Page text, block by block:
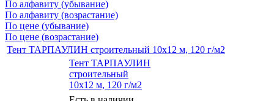
По алфавиту (убывание)
По алфавиту (возрастание)
По цене (убывание)
По цене (возрастание)
Тент ТАРПАУЛИН строительный 10х12 м, 120 г/м2
Тент ТАРПАУЛИН
строительный
10х12 м, 120 г/м2